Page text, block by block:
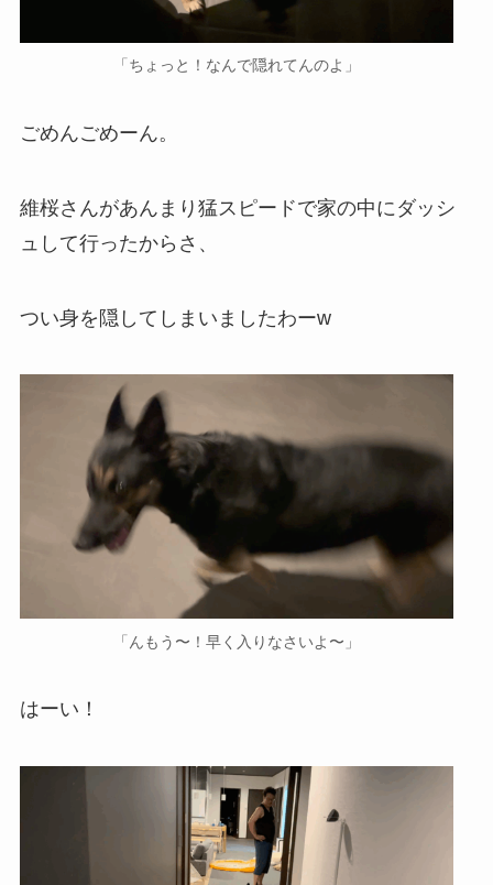
「ちょっと！なんで隠れてんのよ」
ごめんごめーん。
維桜さんがあんまり猛スピードで家の中にダッシ
ュして行ったからさ、
つい身を隠してしまいましたわーw
「んもう〜！早く入りなさいよ〜」
はーい！